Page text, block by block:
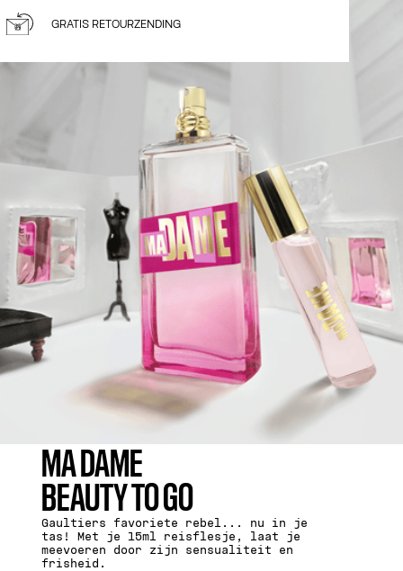
GRATIS RETOURZENDING
MA DAME
BEAUTY TO GO
Gaultiers favoriete rebel... nu in je
tas! Met je 15ml reisflesje, laat je
meevoeren door zijn sensualiteit en
frisheid.